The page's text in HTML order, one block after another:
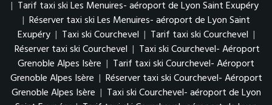
| Tarif taxi ski Les Menuires- aéroport de Lyon Saint Exupéry
| Réserver taxi ski Les Menuires- aéroport de Lyon Saint
Exupéry | Taxi ski Courchevel | Tarif taxi ski Courchevel |
Réserver taxi ski Courchevel | Taxi ski Courchevel- Aéroport
Grenoble Alpes Isère | Tarif taxi ski Courchevel- Aéroport
Grenoble Alpes Isère | Réserver taxi ski Courchevel- Aéroport
Grenoble Alpes Isère | Taxi ski Courchevel- aéroport de Lyon